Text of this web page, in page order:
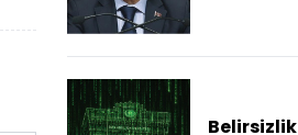
Belirsizlik